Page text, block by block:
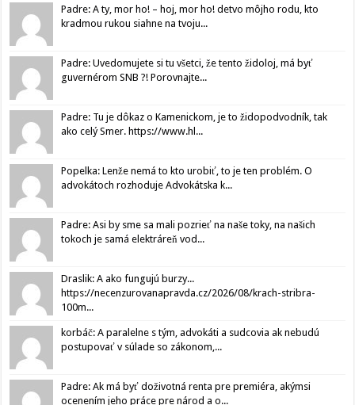
Padre: A ty, mor ho! – hoj, mor ho! detvo môjho rodu, kto
kradmou rukou siahne na tvoju...
Padre: Uvedomujete si tu všetci, že tento židoloj, má byť
guvernérom SNB ?! Porovnajte...
Padre: Tu je dôkaz o Kamenickom, je to židopodvodník, tak
ako celý Smer. https://www.hl...
Popelka: Lenže nemá to kto urobiť, to je ten problém. O
advokátoch rozhoduje Advokátska k...
Padre: Asi by sme sa mali pozrieť na naše toky, na našich
tokoch je samá elektráreň vod...
Draslik: A ako fungujú burzy...
https://necenzurovanapravda.cz/2026/08/krach-stribra-
100m...
korbáč: A paralelne s tým, advokáti a sudcovia ak nebudú
postupovať v súlade so zákonom,...
Padre: Ak má byť doživotná renta pre premiéra, akýmsi
ocenením jeho práce pre národ a o...